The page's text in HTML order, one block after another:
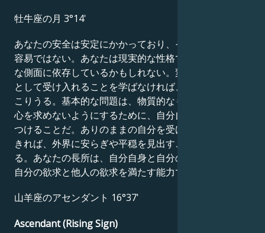
牡牛座の月 3°14'
あなたの安全は安定にかかっており、それを満たすのは
容易ではない。あなたは現実的な性格で、生活の物質的
な側面に依存しているかもしれない。変化を人生の一部
として受け入れることを学ばなければ、複雑な事態が起
こりうる。基本的な問題は、物質的なものに誤って自尊
心を求めないようにするために、自分自身の自尊心を見
つけることだ。ありのままの自分を受け入れることがで
きれば、外界に安らぎや平穏を見出すことが容易にな
る。あなたの長所は、自分自身と自分の身体を知覚し、
自分の欲求と他人の欲求を満たす能力です。
山羊座のアセンダント 16°37'
Ascendant (Rising Sign)